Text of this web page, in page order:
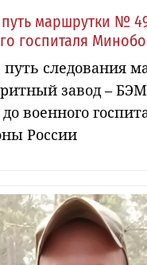
маршрутки №
госпиталя
путь следования
завод –
военного
России